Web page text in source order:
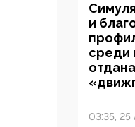
и
среди
03:35, 25